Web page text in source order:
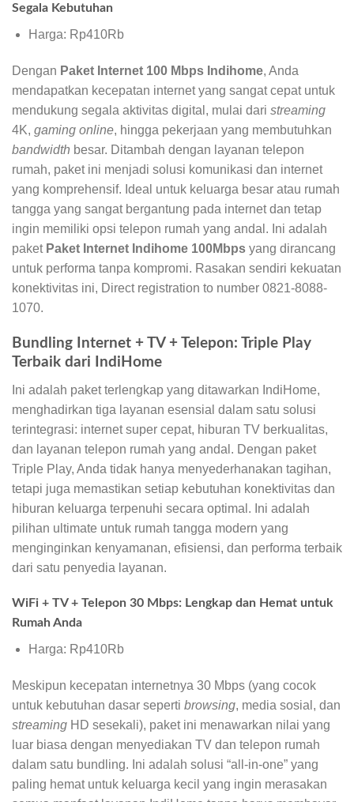
Segala Kebutuhan
Harga: Rp410Rb
Dengan Paket Internet 100 Mbps Indihome, Anda
mendapatkan kecepatan internet yang sangat cepat untuk
mendukung segala aktivitas digital, mulai dari streaming
4K, gaming online, hingga pekerjaan yang membutuhkan
bandwidth besar. Ditambah dengan layanan telepon
rumah, paket ini menjadi solusi komunikasi dan internet
yang komprehensif. Ideal untuk keluarga besar atau rumah
tangga yang sangat bergantung pada internet dan tetap
ingin memiliki opsi telepon rumah yang andal. Ini adalah
paket Paket Internet Indihome 100Mbps yang dirancang
untuk performa tanpa kompromi. Rasakan sendiri kekuatan
konektivitas ini, Direct registration to number 0821-8088-
1070.
Bundling Internet + TV + Telepon: Triple Play
Terbaik dari IndiHome
Ini adalah paket terlengkap yang ditawarkan IndiHome,
menghadirkan tiga layanan esensial dalam satu solusi
terintegrasi: internet super cepat, hiburan TV berkualitas,
dan layanan telepon rumah yang andal. Dengan paket
Triple Play, Anda tidak hanya menyederhanakan tagihan,
tetapi juga memastikan setiap kebutuhan konektivitas dan
hiburan keluarga terpenuhi secara optimal. Ini adalah
pilihan ultimate untuk rumah tangga modern yang
menginginkan kenyamanan, efisiensi, dan performa terbaik
dari satu penyedia layanan.
WiFi + TV + Telepon 30 Mbps: Lengkap dan Hemat untuk
Rumah Anda
Harga: Rp410Rb
Meskipun kecepatan internetnya 30 Mbps (yang cocok
untuk kebutuhan dasar seperti browsing, media sosial, dan
streaming HD sesekali), paket ini menawarkan nilai yang
luar biasa dengan menyediakan TV dan telepon rumah
dalam satu bundling. Ini adalah solusi “all-in-one” yang
paling hemat untuk keluarga kecil yang ingin merasakan